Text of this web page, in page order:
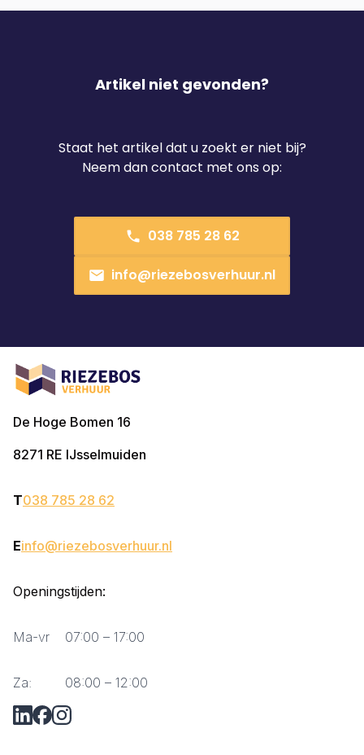
Artikel niet gevonden?
Staat het artikel dat u zoekt er niet bij?
Neem dan contact met ons op:
038 785 28 62
info@riezebosverhuur.nl
De Hoge Bomen 16
8271 RE IJsselmuiden
T038 785 28 62
Einfo@riezebosverhuur.nl
Openingstijden:
Ma-vr 07:00 – 17:00
Za: 08:00 – 12:00